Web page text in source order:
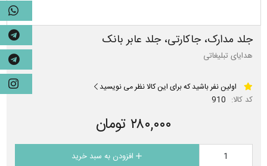
جلد مدارک، جاکارتی، جلد عابر بانک
هدایای تبلیغاتی
اولین نفر باشید که برای این کالا نظر می نویسید
کد کالا: 910
۲۸۰,۰۰۰ تومان
افزودن به سبد خرید